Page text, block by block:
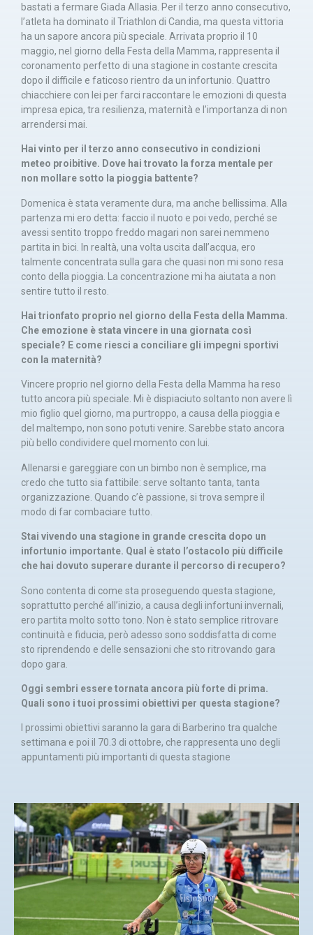
bastati a fermare Giada Allasia. Per il terzo anno consecutivo,
l’atleta ha dominato il Triathlon di Candia, ma questa vittoria
ha un sapore ancora più speciale. Arrivata proprio il 10
maggio, nel giorno della Festa della Mamma, rappresenta il
coronamento perfetto di una stagione in costante crescita
dopo il difficile e faticoso rientro da un infortunio. Quattro
chiacchiere con lei per farci raccontare le emozioni di questa
impresa epica, tra resilienza, maternità e l’importanza di non
arrendersi mai.
Hai vinto per il terzo anno consecutivo in condizioni
meteo proibitive. Dove hai trovato la forza mentale per
non mollare sotto la pioggia battente?
Domenica è stata veramente dura, ma anche bellissima. Alla
partenza mi ero detta: faccio il nuoto e poi vedo, perché se
avessi sentito troppo freddo magari non sarei nemmeno
partita in bici. In realtà, una volta uscita dall’acqua, ero
talmente concentrata sulla gara che quasi non mi sono resa
conto della pioggia. La concentrazione mi ha aiutata a non
sentire tutto il resto.
Hai trionfato proprio nel giorno della Festa della Mamma.
Che emozione è stata vincere in una giornata così
speciale? E come riesci a conciliare gli impegni sportivi
con la maternità?
Vincere proprio nel giorno della Festa della Mamma ha reso
tutto ancora più speciale. Mi è dispiaciuto soltanto non avere lì
mio figlio quel giorno, ma purtroppo, a causa della pioggia e
del maltempo, non sono potuti venire. Sarebbe stato ancora
più bello condividere quel momento con lui.
Allenarsi e gareggiare con un bimbo non è semplice, ma
credo che tutto sia fattibile: serve soltanto tanta, tanta
organizzazione. Quando c’è passione, si trova sempre il
modo di far combaciare tutto.
Stai vivendo una stagione in grande crescita dopo un
infortunio importante. Qual è stato l’ostacolo più difficile
che hai dovuto superare durante il percorso di recupero?
Sono contenta di come sta proseguendo questa stagione,
soprattutto perché all’inizio, a causa degli infortuni invernali,
ero partita molto sotto tono. Non è stato semplice ritrovare
continuità e fiducia, però adesso sono soddisfatta di come
sto riprendendo e delle sensazioni che sto ritrovando gara
dopo gara.
Oggi sembri essere tornata ancora più forte di prima.
Quali sono i tuoi prossimi obiettivi per questa stagione?
I prossimi obiettivi saranno la gara di Barberino tra qualche
settimana e poi il 70.3 di ottobre, che rappresenta uno degli
appuntamenti più importanti di questa stagione